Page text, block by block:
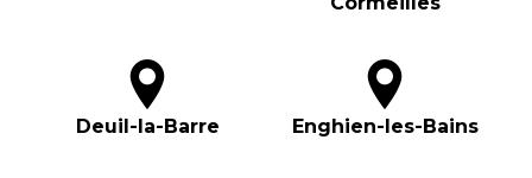
Deuil-la-Barre Enghien-les-Bains